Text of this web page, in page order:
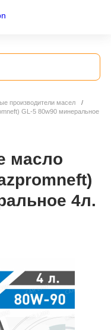
производители масел
GL-5 80w90 минеральное
масло
4л.